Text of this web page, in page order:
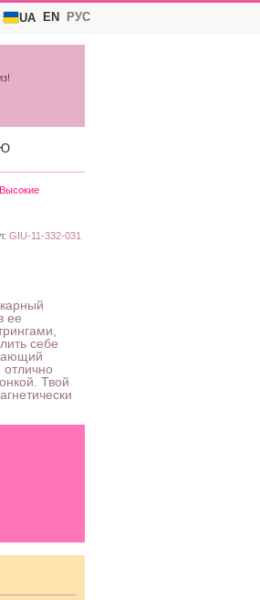
UA EN РУС
GIU-11-332-031
ее
себе
Твой
Высокие